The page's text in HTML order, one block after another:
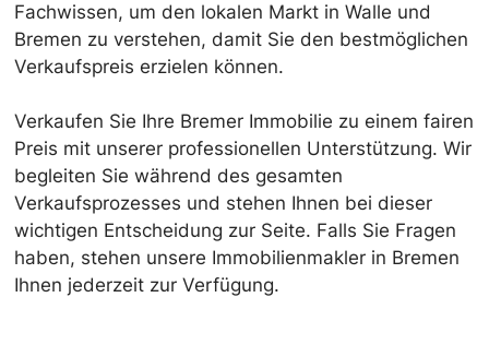
Fachwissen, um den lokalen Markt in Walle und
Bremen zu verstehen, damit Sie den bestmöglichen
Verkaufspreis erzielen können.
Verkaufen Sie Ihre Bremer Immobilie zu einem fairen
Preis mit unserer professionellen Unterstützung. Wir
begleiten Sie während des gesamten
Verkaufsprozesses und stehen Ihnen bei dieser
wichtigen Entscheidung zur Seite. Falls Sie Fragen
haben, stehen unsere Immobilienmakler in Bremen
Ihnen jederzeit zur Verfügung.